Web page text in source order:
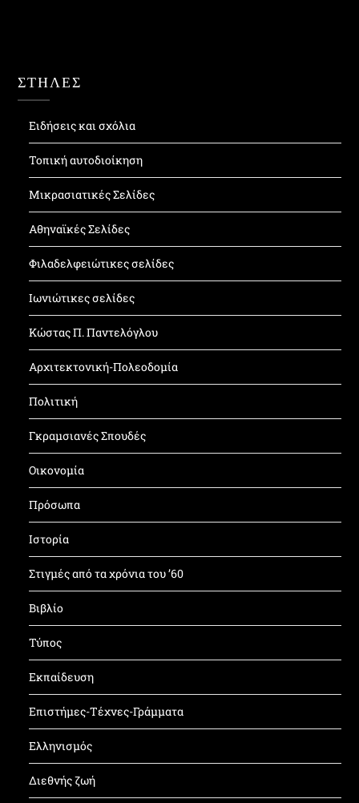
ΣΤΗΛΕΣ
Ειδήσεις και σχόλια
Τοπική αυτοδιοίκηση
Μικρασιατικές Σελίδες
Αθηναϊκές Σελίδες
Φιλαδελφειώτικες σελίδες
Ιωνιώτικες σελίδες
Κώστας Π. Παντελόγλου
Αρχιτεκτονική-Πολεοδομία
Πολιτική
Γκραμσιανές Σπουδές
Οικονομία
Πρόσωπα
Ιστορία
Στιγμές από τα χρόνια του ’60
Βιβλίο
Τύπος
Εκπαίδευση
Επιστήμες-Τέχνες-Γράμματα
Ελληνισμός
Διεθνής ζωή